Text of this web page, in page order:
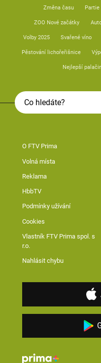
Změna času Partie
ZOO Nové začátky
Volby 2025 Svařené víno
Pěstování lichořeřišnice
Nejlepší
O FTV Prima
Volná místa
Reklama
HbbTV
Podmínky užívání
Cookies
Vlastník FTV Prima spol. s
r.o.
Nahlásit chybu